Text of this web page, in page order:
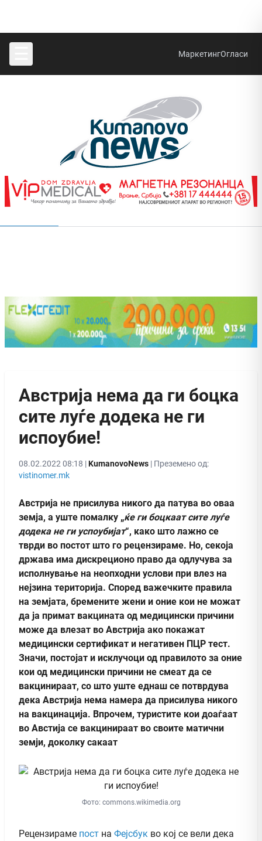
МаркетингОгласи
Австрија нема да ги боцка
сите луѓе додека не ги
испоубие!
08.02.2022 08:18 |KumanovoNews | Преземено од:
vistinomer.mk
Австрија не присилува никого да патува во оваа
земја, а уште помалку „ќе ги боцкаат сите луѓе
додека не ги успоубијат“, како што лажно се
тврди во постот што го рецензираме. Но, секоја
држава има дискреционо право да одлучува за
исполнување на неопходни услови при влез на
нејзина територија. Според важечките правила
на земјата, бремените жени и оние кои не можат
да ја примат вакцината од медицински причини
може да влезат во Австрија ако покажат
медицински сертификат и негативен ПЦР тест.
Значи, постојат и исклучоци од правилото за оние
кои од медицински причини не смеат да се
вакцинираат, со што уште еднаш се потврдува
дека Австрија нема намера да присилува никого
на вакцинација. Впрочем, туристите кои доаѓаат
во Австија се вакцинираат во своите матични
земји, доколку сакаат
Фото: commons.wikimedia.org
Рецензираме пост на Фејсбук во кој се вели дека